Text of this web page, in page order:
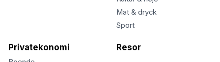
Mat & dryck
Sport
Privatekonomi Resor